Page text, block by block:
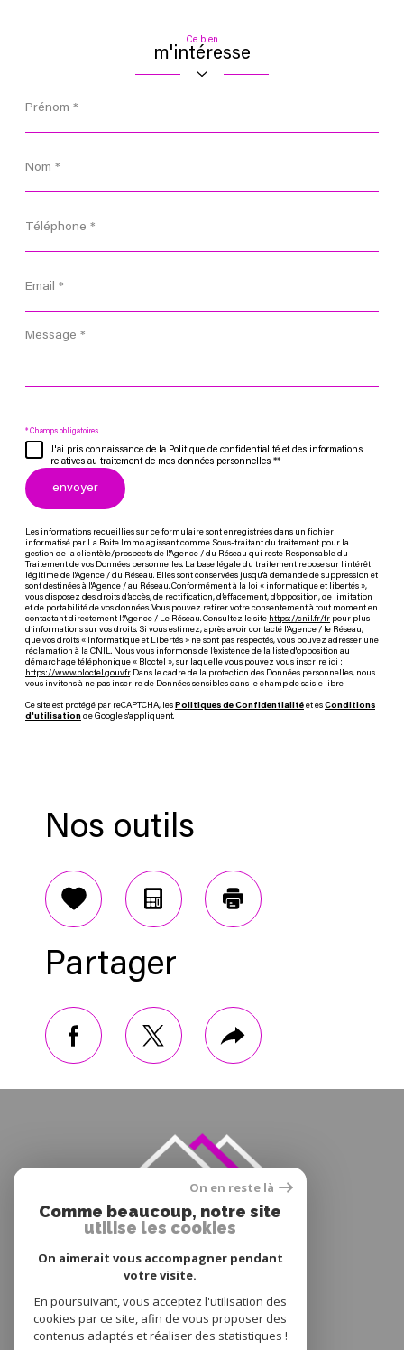
Ce bien
m'intéresse
*
*
*
*
Message
* Champs obligatoires
J'ai pris connaissance de la Politique de confidentialité et des informations
relatives au traitement de mes données personnelles **
envoyer
Les informations recueillies sur ce formulaire sont enregistrées dans un fichier
informatisé par La Boite Immo agissant comme Sous-traitant du traitement pour la
gestion de la clientèle/prospects de l'Agence / du Réseau qui reste Responsable du
Traitement de vos Données personnelles. La base légale du traitement repose sur l'intérêt
légitime de l'Agence / du Réseau. Elles sont conservées jusqu'à demande de suppression et
sont destinées à l'Agence / au Réseau. Conformément à la loi « informatique et libertés »,
vous disposez des droits d’accès, de rectification, d’effacement, d’opposition, de limitation
et de portabilité de vos données. Vous pouvez retirer votre consentement à tout moment en
contactant directement l’Agence / Le Réseau. Consultez le site https://cnil.fr/fr pour plus
d’informations sur vos droits. Si vous estimez, après avoir contacté l'Agence / le Réseau,
que vos droits « Informatique et Libertés » ne sont pas respectés, vous pouvez adresser une
réclamation à la CNIL. Nous vous informons de l’existence de la liste d'opposition au
démarchage téléphonique « Bloctel », sur laquelle vous pouvez vous inscrire ici :
https://www.bloctel.gouv.fr. Dans le cadre de la protection des Données personnelles, nous
vous invitons à ne pas inscrire de Données sensibles dans le champ de saisie libre.
Ce site est protégé par reCAPTCHA, les Politiques de Confidentialité et es Conditions
d'utilisation de Google s'appliquent.
Nos outils
SélectionnerCalculatriceImprimer
Partager
facebooktwitter Plus
de
partage
© 2022 Tous droits réservés
On en reste là
Comme beaucoup, notre site
utilise les cookies
On aimerait vous accompagner pendant
votre visite.
En poursuivant, vous acceptez l'utilisation des
cookies par ce site, afin de vous proposer des
contenus adaptés et réaliser des statistiques !